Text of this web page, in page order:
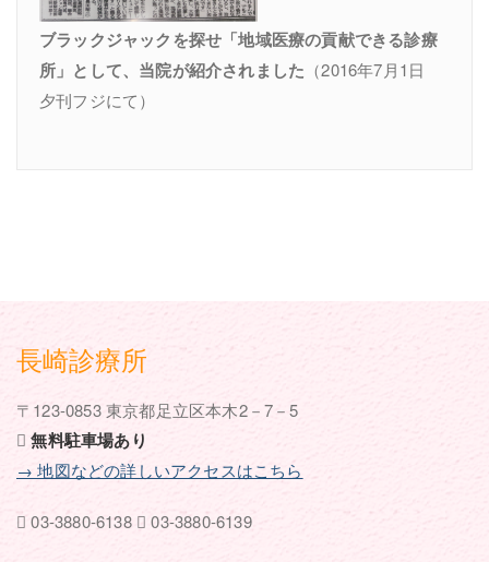
ブラックジャックを探せ「地域医療の貢献できる診療
所」として、当院が紹介されました （2016年7月1日
夕刊フジにて）
長崎診療所
〒123-0853 東京都足立区本木2－7－5
無料駐車場あり
→ 地図などの詳しいアクセスはこちら
03-3880-6138 03-3880-6139